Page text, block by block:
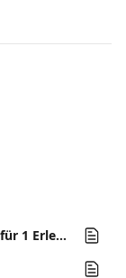
Wie Du bis zu 3 verschiedene Preislisten für 1 Erlebnis anlegen kannst